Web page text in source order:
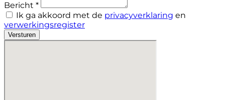
Bericht *
Ik ga akkoord met de privacyverklaring en
verwerkingsregister
Versturen